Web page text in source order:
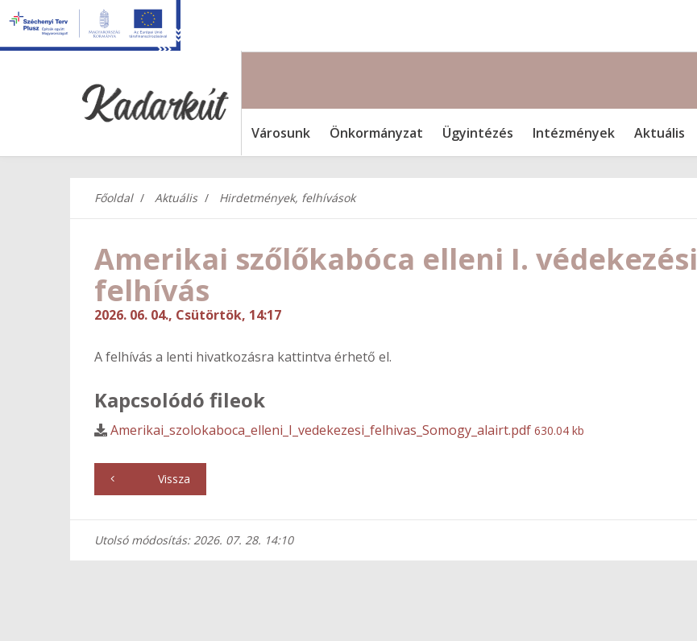
Városunk Önkormányzat Ügyintézés Intézmények Aktuális
Főoldal Aktuális Hirdetmények, felhívások
Amerikai szőlőkabóca elleni I. védekezési
felhívás
2026. 06. 04., Csütörtök, 14:17
A felhívás a lenti hivatkozásra kattintva érhető el.
Kapcsolódó fileok
Amerikai_szolokaboca_elleni_I_vedekezesi_felhivas_Somogy_alairt.pdf 630.04 kb
Vissza
Utolsó módosítás: 2026. 07. 28. 14:10